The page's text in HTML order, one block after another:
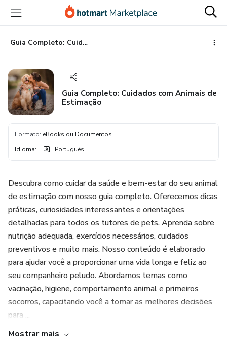
para
conteúdo
principal
para
pagamento
para
rodapé
Guia Completo: Cuidados com Animais de Estimação
Guia Completo: Cuidados com Animais de
Estimação
Formato: eBooks ou Documentos
Idioma: Português
Descubra como cuidar da saúde e bem-estar do seu animal
de estimação com nosso guia completo. Oferecemos dicas
práticas, curiosidades interessantes e orientações
detalhadas para todos os tutores de pets. Aprenda sobre
nutrição adequada, exercícios necessários, cuidados
preventivos e muito mais. Nosso conteúdo é elaborado
para ajudar você a proporcionar uma vida longa e feliz ao
seu companheiro peludo. Abordamos temas como
vacinação, higiene, comportamento animal e primeiros
socorros, capacitando você a tomar as melhores decisões
para ...
Mostrar mais